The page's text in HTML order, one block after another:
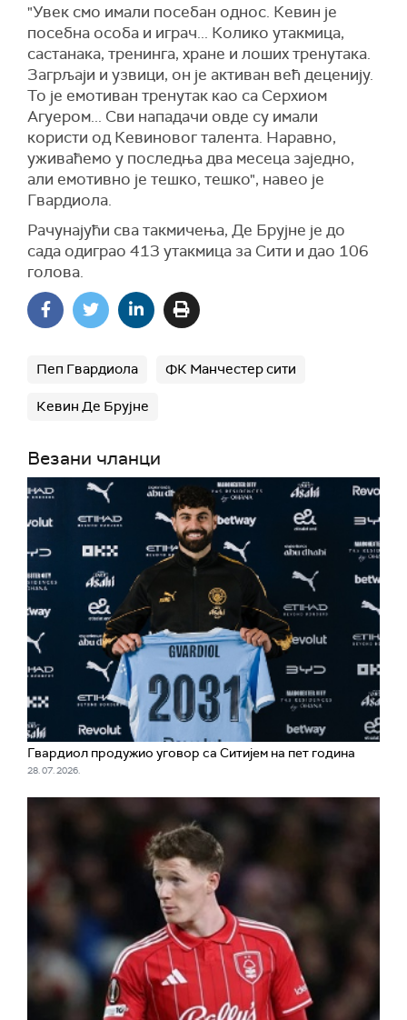
"Увек смо имали посебан однос. Кевин је
посебна особа и играч... Колико утакмица,
састанака, тренинга, хране и лоших тренутака.
Загрљаји и узвици, он је активан већ деценију.
То је емотиван тренутак као са Серхиом
Агуером... Сви нападачи овде су имали
користи од Кевиновог талента. Наравно,
уживаћемо у последња два месеца заједно,
али емотивно је тешко, тешко", навео је
Гвардиола.
Рачунајући сва такмичења, Де Брујне је до
сада одиграо 413 утакмица за Сити и дао 106
голова.
Пеп Гвардиола ФК Манчестер сити
Кевин Де Брујне
Везани чланци
Гвардиол продужио уговор са Ситијем на пет година
28. 07. 2026.